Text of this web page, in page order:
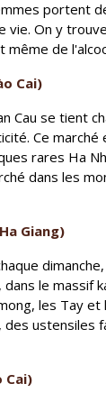
portent
vie. On y
de
Cai)
Cau se tient
Ce
rares Ha
dans les
Giang)
le massif
les Tay
ustensiles
Cai)